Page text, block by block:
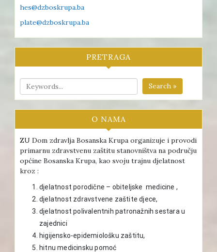
hes@dzboskrupa.ba
plate@dzboskrupa.ba
PRETRAGA
Search »
O NAMA
ZU Dom zdravlja Bosanska Krupa organizuje i provodi
primarnu zdravstvenu zaštitu stanovništva na području
općine Bosanska Krupa, kao svoju trajnu djelatnost
kroz :
djelatnost porodične – obiteljske medicine ,
djelatnost zdravstvene zaštite djece,
djelatnost polivalentnih patronažnih sestara u
zajednici
higijensko-epidemiološku zaštitu,
hitnu medicinsku pomoć